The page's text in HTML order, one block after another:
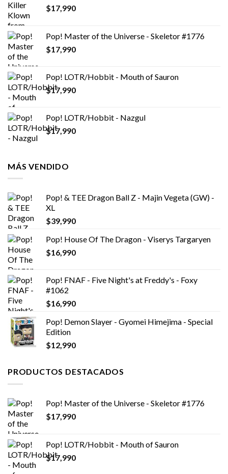
$17,990
Pop! Master of the Universe - Skeletor #1776
$17,990
Pop! LOTR/Hobbit - Mouth of Sauron
$17,990
Pop! LOTR/Hobbit - Nazgul
$17,990
MÁS VENDIDO
Pop! & TEE Dragon Ball Z - Majin Vegeta (GW) -
XL
$39,990
Pop! House Of The Dragon - Viserys Targaryen
$16,990
Pop! FNAF - Five Night's at Freddy's - Foxy
#1062
$16,990
Pop! Demon Slayer - Gyomei Himejima - Special
Edition
$12,990
PRODUCTOS DESTACADOS
Pop! Master of the Universe - Skeletor #1776
$17,990
Pop! LOTR/Hobbit - Mouth of Sauron
$17,990